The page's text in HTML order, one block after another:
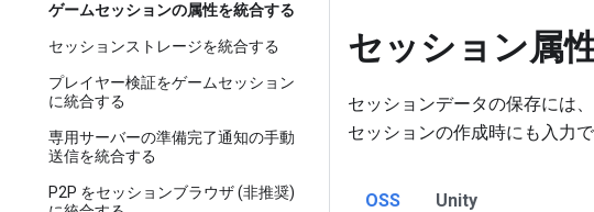
ゲームセッションの属性を統合する
セッションストレージを統合する
プレイヤー検証をゲームセッション
に統合する
専用サーバーの準備完了通知の手動
送信を統合する
P2P をセッションブラウザ (非推奨)
セッション属
セッションデータの保存には
セッションの作成時にも入力で
OSS Unity